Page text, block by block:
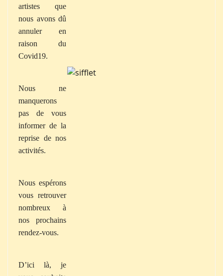
artistes que
nous avons dû
annuler en
raison du
Covid19.
Nous ne
manquerons
pas de vous
informer de la
reprise de nos
activités.
Nous espérons
vous retrouver
nombreux à
nos prochains
rendez-vous.
D’ici là, je